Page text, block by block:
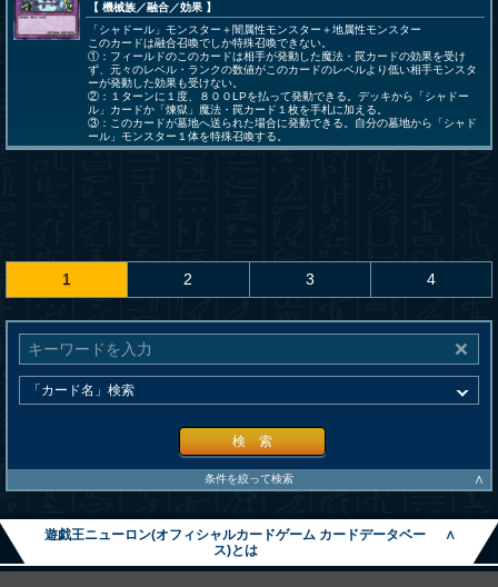
【 機械族／融合／効果 】
「シャドール」モンスター＋闇属性モンスター＋地属性モンスター
このカードは融合召喚でしか特殊召喚できない。
①：フィールドのこのカードは相手が発動した魔法・罠カードの効果を受け
ず、元々のレベル・ランクの数値がこのカードのレベルより低い相手モンスタ
ーが発動した効果も受けない。
②：１ターンに１度、８００LPを払って発動できる。デッキから「シャドー
ル」カードか「煉獄」魔法・罠カード１枚を手札に加える。
③：このカードが墓地へ送られた場合に発動できる。自分の墓地から「シャド
ール」モンスター１体を特殊召喚する。
1 2 3 4
検 索
条件を絞って検索 ∧
遊戯王ニューロン(オフィシャルカードゲーム カードデータベー
ス)とは
∧